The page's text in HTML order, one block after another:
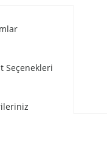
Seçenekleri